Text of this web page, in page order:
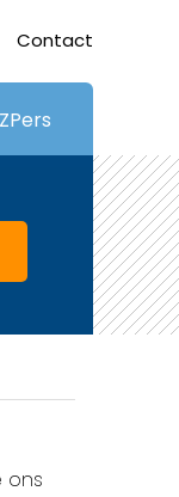
Contact
ons